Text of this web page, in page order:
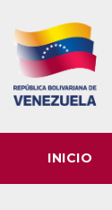
content
INICIO